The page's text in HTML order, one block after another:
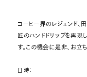
コーヒー界のレジェンド、
匠のハンドドリップを再現
す。この機会に是非、お立
日時：